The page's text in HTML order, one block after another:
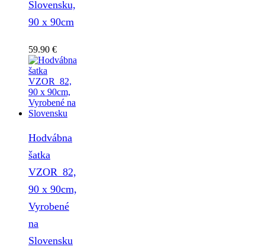
Slovensku,
90 x 90cm
59.90 €
Hodvábna
šatka
VZOR_82,
90 x 90cm,
Vyrobené
na
Slovensku